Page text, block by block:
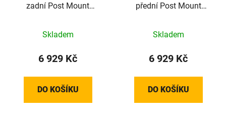
zadní Post Mount
Skladem
6 929 Kč
DO KOŠÍKU
přední Post Mount
Skladem
6 929 Kč
DO KOŠÍKU